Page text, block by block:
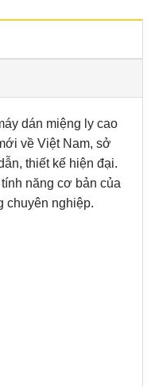
dán miệng ly cao
về Việt Nam, sở
thiết kế hiện đại.
năng cơ bản của
chuyên nghiệp.